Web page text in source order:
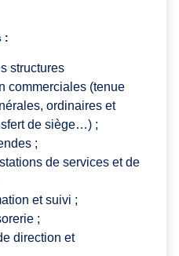
:
structures
commerciales (tenue
ordinaires et
de siège…) ;
;
de services et de
et suivi ;
;
direction et